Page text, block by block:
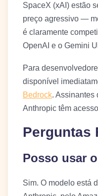
SpaceX (xAI) estão
preço agressivo —
é claramente
OpenAI e o Gemini
Para
disponível
Bedrock. Assinantes
Anthropic têm
Perguntas
Posso usar
Sim. O modelo está